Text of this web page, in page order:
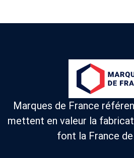
Marques de France
mettent en valeur la
font la France de